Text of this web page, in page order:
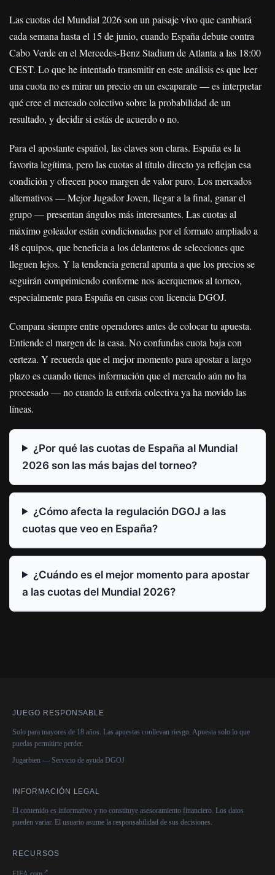
Las cuotas del Mundial 2026 son un paisaje vivo que cambiará
cada semana hasta el 15 de junio, cuando España debute contra
Cabo Verde en el Mercedes-Benz Stadium de Atlanta a las 18:00
CEST. Lo que he intentado transmitir en este análisis es que leer
una cuota no es mirar un precio en un escaparate — es interpretar
qué cree el mercado colectivo sobre la probabilidad de un
resultado, y decidir si estás de acuerdo o no.
Para el apostante español, las claves son claras. España es la
favorita legítima, pero las cuotas al título directo ya reflejan esa
condición y ofrecen poco margen de valor puro. Los mercados
alternativos — Mejor Jugador Joven, llegar a la final, ganar el
grupo — presentan ángulos más interesantes. Las cuotas al
máximo goleador están condicionadas por el formato ampliado a
48 equipos, que beneficia a los delanteros de selecciones que
lleguen lejos. Y la tendencia general apunta a que los precios se
seguirán comprimiendo conforme nos acerquemos al torneo,
especialmente para España en casas con licencia DGOJ.
Compara siempre entre operadores antes de colocar tu apuesta.
Entiende el margen de la casa. No confundas cuota baja con
certeza. Y recuerda que el mejor momento para apostar a largo
plazo es cuando tienes información que el mercado aún no ha
procesado — no cuando la euforia colectiva ya ha movido las
líneas.
¿Por qué las cuotas de España al Mundial
2026 son las más bajas del torneo?
¿Cómo afecta la regulación DGOJ a las
cuotas que veo en España?
¿Cuándo es el mejor momento para apostar
a las cuotas del Mundial 2026?
JUEGO RESPONSABLE
Solo para mayores de 18 años. Las apuestas conllevan riesgo. Apuesta solo lo que
puedas permitirte perder.
Jugarbien — Servicio de ayuda DGOJ
INFORMACIÓN LEGAL
El contenido es informativo y no constituye asesoramiento financiero. Los datos
pueden variar. El usuario asume la responsabilidad de sus decisiones.
RECURSOS